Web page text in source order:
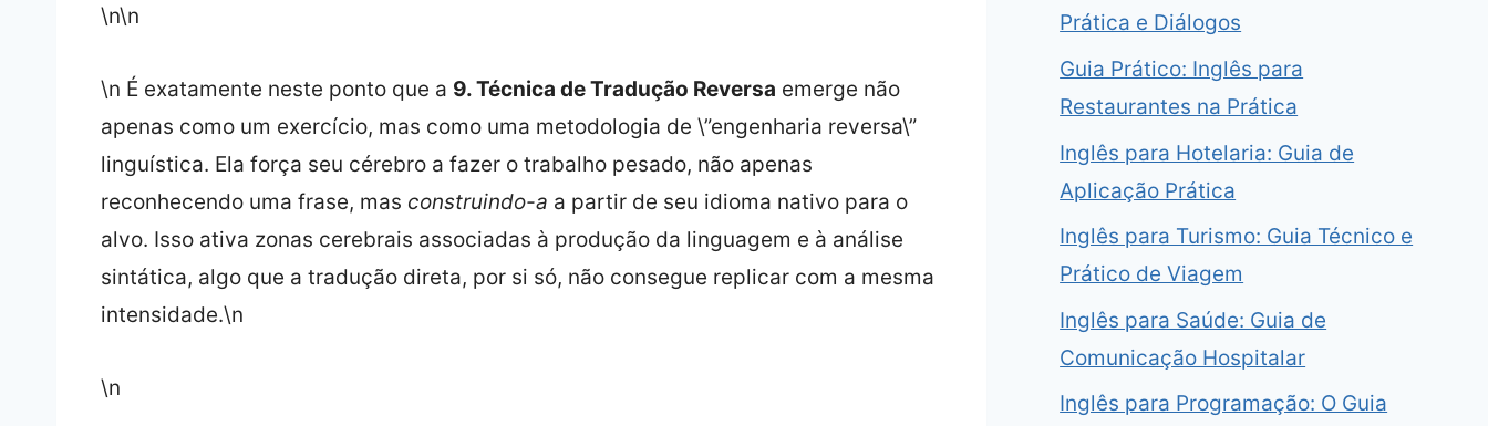
\n\n
\n É exatamente neste ponto que a 9. Técnica de Tradução Reversa emerge não
apenas como um exercício, mas como uma metodologia de \”engenharia reversa\”
linguística. Ela força seu cérebro a fazer o trabalho pesado, não apenas
reconhecendo uma frase, mas construindo-a a partir de seu idioma nativo para o
alvo. Isso ativa zonas cerebrais associadas à produção da linguagem e à análise
sintática, algo que a tradução direta, por si só, não consegue replicar com a mesma
intensidade.\n
\n
Prática e Diálogos
Guia Prático: Inglês para
Restaurantes na Prática
Inglês para Hotelaria: Guia de
Aplicação Prática
Inglês para Turismo: Guia Técnico e
Prático de Viagem
Inglês para Saúde: Guia de
Comunicação Hospitalar
Inglês para Programação: O Guia